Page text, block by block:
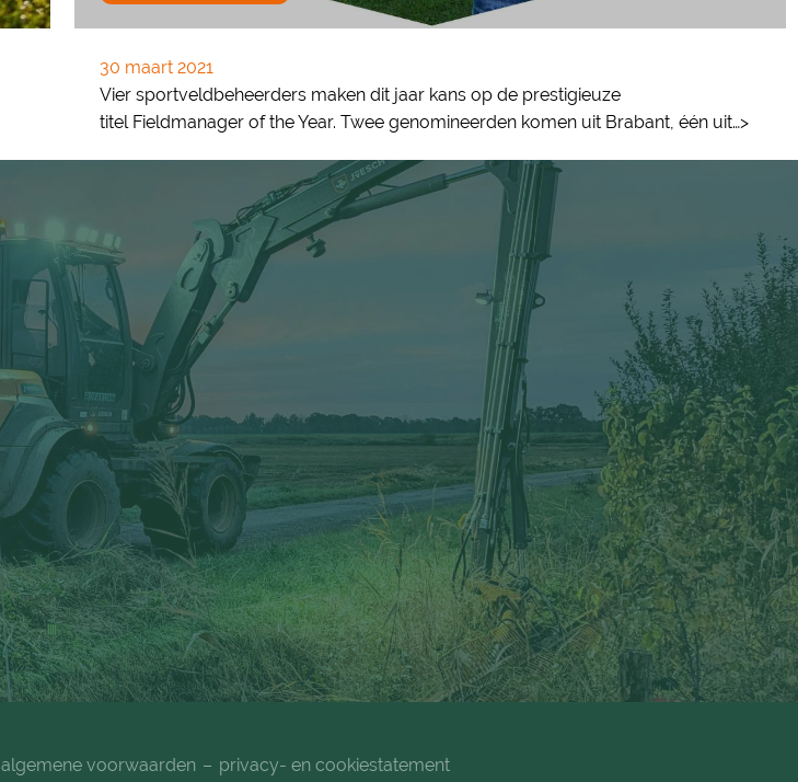
30 maart 2021
Vier sportveldbeheerders maken dit jaar kans op de prestigieuze
titel Fieldmanager of the Year. Twee genomineerden komen uit Brabant, één uit…>
algemene voorwaarden privacy- en cookiestatement